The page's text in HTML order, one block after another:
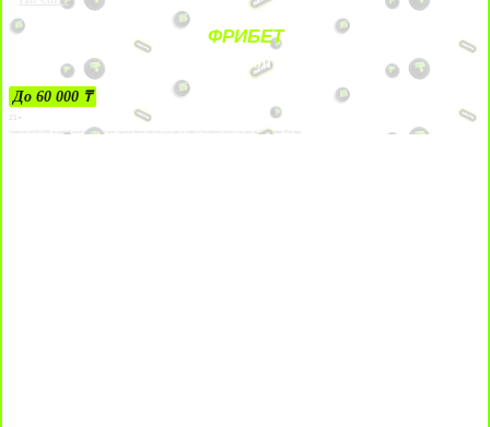
ФРИБЕТ
ЗА ДЕПОЗИТЫ
До 60 000 ₸
21+
Лицензии №24514359, выданной комитетом индустрии туризма Министерства культуры и спорта Республики Казахстан срок до 27 сентября 2034 года.